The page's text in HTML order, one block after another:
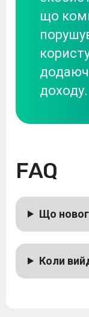
що
доходу.
FAQ
Що
Коли